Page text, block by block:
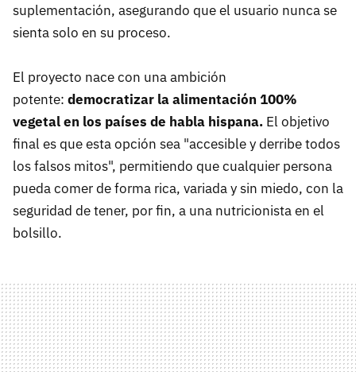
suplementación, asegurando que el usuario nunca se
sienta solo en su proceso.
El proyecto nace con una ambición
potente: democratizar la alimentación 100%
vegetal en los países de habla hispana. El objetivo
final es que esta opción sea "accesible y derribe todos
los falsos mitos", permitiendo que cualquier persona
pueda comer de forma rica, variada y sin miedo, con la
seguridad de tener, por fin, a una nutricionista en el
bolsillo.